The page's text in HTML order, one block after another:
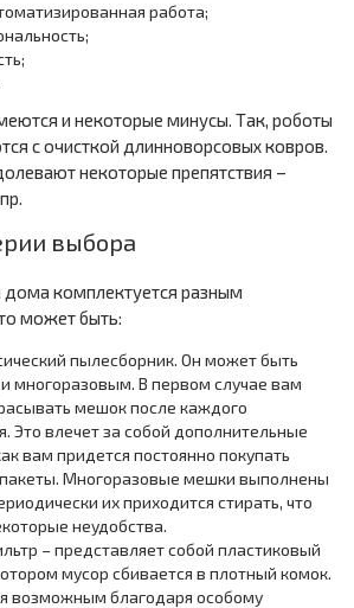
работа;
и некоторые минусы. Так, роботы
с очисткой длинноворсовых ковров.
некоторые препятствия –
выбора
дома комплектуется разным
может быть:
пылесборник. Он может быть
многоразовым. В первом случае вам
мешок после каждого
Это влечет за собой дополнительные
вам придется постоянно покупать
Многоразовые мешки выполнены
их приходится стирать, что
неудобства.
– представляет собой пластиковый
мусор сбивается в плотный комок.
возможным благодаря особому